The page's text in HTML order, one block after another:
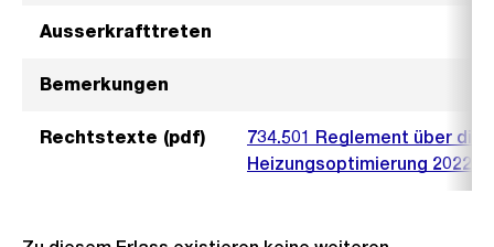
Ausserkrafttreten
Bemerkungen
Rechtstexte (pdf)
734.501 Reglement über
Heizungsoptimierung